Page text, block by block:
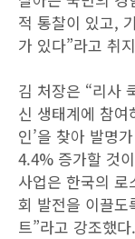
적 통찰이 있고,
가 있다”라고 취
김 처장은 “리사
신 생태계에 참여
인’을 찾아 발명
4.4% 증가할 것
사업은 한국의
회 발전을 이끌도
트”라고 강조했다.